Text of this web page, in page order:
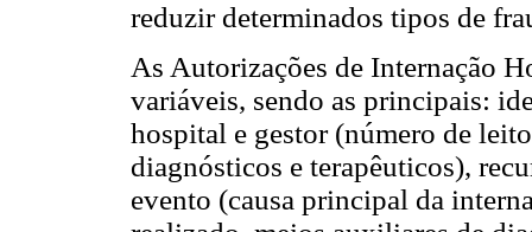
reduzir determinados tipos de
As Autorizações de Internação
variáveis, sendo as principais:
hospital e gestor (número de
diagnósticos e terapêuticos),
evento (causa principal da